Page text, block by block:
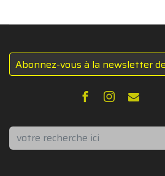
Abonnez-vous à la newsletter
Rechercher